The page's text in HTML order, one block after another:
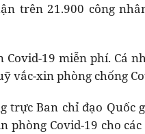
trên 21.900 công
19 miễn phí. Cá
vắc-xin phòng chống
trực Ban chỉ đạo Quốc
phòng Covid-19 cho